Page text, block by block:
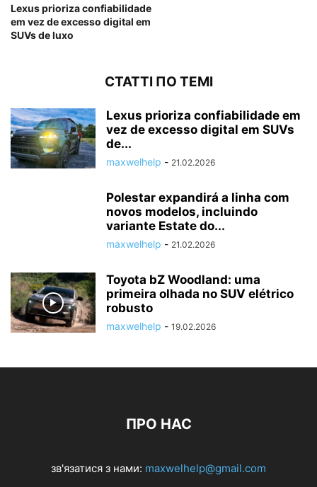
Lexus prioriza confiabilidade
em vez de excesso digital em
SUVs de luxo
СТАТТІ ПО ТЕМІ
Lexus prioriza confiabilidade em
vez de excesso digital em SUVs
de...
maxwelhelp - 21.02.2026
Polestar expandirá a linha com
novos modelos, incluindo
variante Estate do...
maxwelhelp - 21.02.2026
Toyota bZ Woodland: uma
primeira olhada no SUV elétrico
robusto
maxwelhelp - 19.02.2026
ПРО НАС
зв'язатися з нами: maxwelhelp@gmail.com